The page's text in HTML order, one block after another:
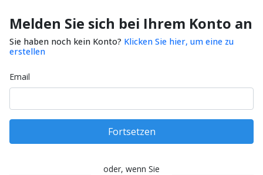
Melden Sie sich bei Ihrem Konto an
Sie haben noch kein Konto? Klicken Sie hier, um eine zu
erstellen
Email
Fortsetzen
oder, wenn Sie